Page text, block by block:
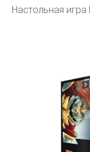
Настольная